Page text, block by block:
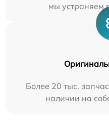
мы устраняем
Более 20 тыс.
наличии на